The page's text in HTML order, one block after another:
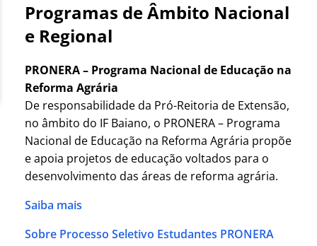
Programas de Âmbito Nacional
e Regional
PRONERA – Programa Nacional de Educação na
Reforma Agrária
De responsabilidade da Pró-Reitoria de Extensão,
no âmbito do IF Baiano, o PRONERA – Programa
Nacional de Educação na Reforma Agrária propõe
e apoia projetos de educação voltados para o
desenvolvimento das áreas de reforma agrária.
Saiba mais
Sobre Processo Seletivo Estudantes PRONERA